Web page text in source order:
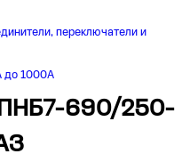
переключатели и
до 1000А
ПНБ7-690/250-